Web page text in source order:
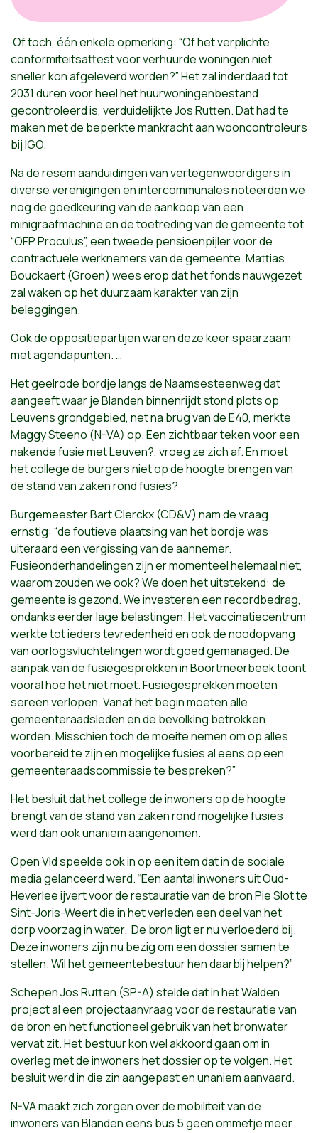
Of toch, één enkele opmerking: “Of het verplichte
conformiteitsattest voor verhuurde woningen niet
sneller kon afgeleverd worden?” Het zal inderdaad tot
2031 duren voor heel het huurwoningenbestand
gecontroleerd is, verduidelijkte Jos Rutten. Dat had te
maken met de beperkte mankracht aan wooncontroleurs
bij IGO.
Na de resem aanduidingen van vertegenwoordigers in
diverse verenigingen en intercommunales noteerden we
nog de goedkeuring van de aankoop van een
minigraafmachine en de toetreding van de gemeente tot
“OFP Proculus”, een tweede pensioenpijler voor de
contractuele werknemers van de gemeente. Mattias
Bouckaert (Groen) wees erop dat het fonds nauwgezet
zal waken op het duurzaam karakter van zijn
beleggingen.
Ook de oppositiepartijen waren deze keer spaarzaam
met agendapunten. …
Het geelrode bordje langs de Naamsesteenweg dat
aangeeft waar je Blanden binnenrijdt stond plots op
Leuvens grondgebied, net na brug van de E40, merkte
Maggy Steeno (N-VA) op. Een zichtbaar teken voor een
nakende fusie met Leuven?, vroeg ze zich af. En moet
het college de burgers niet op de hoogte brengen van
de stand van zaken rond fusies?
Burgemeester Bart Clerckx (CD&V) nam de vraag
ernstig: “de foutieve plaatsing van het bordje was
uiteraard een vergissing van de aannemer.
Fusieonderhandelingen zijn er momenteel helemaal niet,
waarom zouden we ook? We doen het uitstekend: de
gemeente is gezond. We investeren een recordbedrag,
ondanks eerder lage belastingen. Het vaccinatiecentrum
werkte tot ieders tevredenheid en ook de noodopvang
van oorlogsvluchtelingen wordt goed gemanaged. De
aanpak van de fusiegesprekken in Boortmeerbeek toont
vooral hoe het niet moet. Fusiegesprekken moeten
sereen verlopen. Vanaf het begin moeten alle
gemeenteraadsleden en de bevolking betrokken
worden. Misschien toch de moeite nemen om op alles
voorbereid te zijn en mogelijke fusies al eens op een
gemeenteraadscommissie te bespreken?”
Het besluit dat het college de inwoners op de hoogte
brengt van de stand van zaken rond mogelijke fusies
werd dan ook unaniem aangenomen.
Open Vld speelde ook in op een item dat in de sociale
media gelanceerd werd. “Een aantal inwoners uit Oud-
Heverlee ijvert voor de restauratie van de bron Pie Slot te
Sint-Joris-Weert die in het verleden een deel van het
dorp voorzag in water. De bron ligt er nu verloederd bij.
Deze inwoners zijn nu bezig om een dossier samen te
stellen. Wil het gemeentebestuur hen daarbij helpen?”
Schepen Jos Rutten (SP-A) stelde dat in het Walden
project al een projectaanvraag voor de restauratie van
de bron en het functioneel gebruik van het bronwater
vervat zit. Het bestuur kon wel akkoord gaan om in
overleg met de inwoners het dossier op te volgen. Het
besluit werd in die zin aangepast en unaniem aanvaard.
N-VA maakt zich zorgen over de mobiliteit van de
inwoners van Blanden eens bus 5 geen ommetje meer